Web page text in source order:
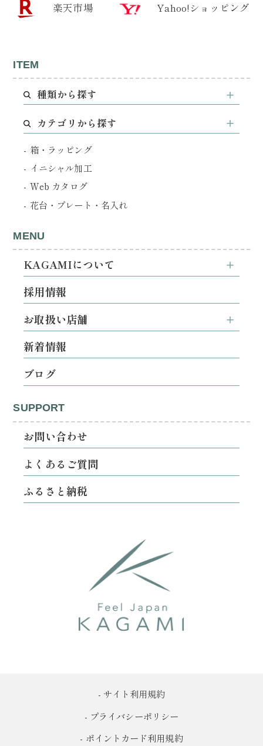
楽天市場 Yahoo!ショッピング
ITEM
種類から探す
カテゴリから探す
箱・ラッピング
イニシャル加工
Web カタログ
花台・プレート・名入れ
MENU
KAGAMIについて
採用情報
お取扱い店舗
新着情報
ブログ
SUPPORT
お問い合わせ
よくあるご質問
ふるさと納税
- サイト利用規約
- プライバシーポリシー
- ポイントカード利用規約